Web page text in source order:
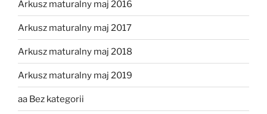
Arkusz maturalny maj 2016
Arkusz maturalny maj 2017
Arkusz maturalny maj 2018
Arkusz maturalny maj 2019
aa Bez kategorii